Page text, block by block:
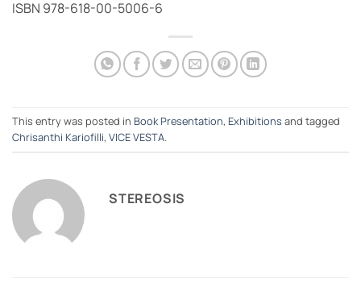
ISBN 978-618-00-5006-6
This entry was posted in Book Presentation, Exhibitions and tagged
Chrisanthi Kariofilli, VICE VESTA.
STEREOSIS